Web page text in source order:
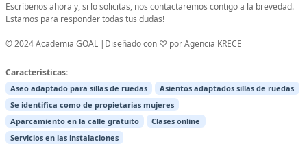
Escríbenos ahora y, si lo solicitas, nos contactaremos contigo a la brevedad.
Estamos para responder todas tus dudas!
© 2024 Academia GOAL |Diseñado con ♡ por Agencia KRECE
Características:
Aseo adaptado para sillas de ruedas
Asientos adaptados sillas de ruedas
Se identifica como de propietarias mujeres
Aparcamiento en la calle gratuito
Clases online
Servicios en las instalaciones